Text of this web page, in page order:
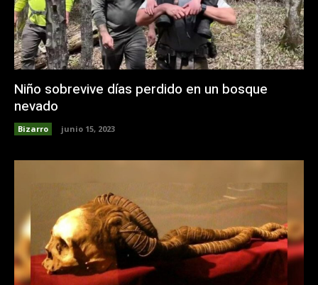
Niño sobrevive días perdido en un bosque
nevado
Bizarro junio 15, 2023